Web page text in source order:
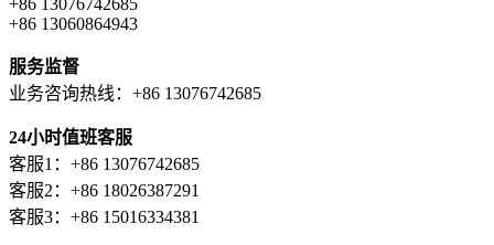
+86 13076742685
+86 13060864943
服务监督
业务咨询热线：+86 13076742685
24小时值班客服
客服1：+86 13076742685
客服2：+86 18026387291
客服3：+86 15016334381